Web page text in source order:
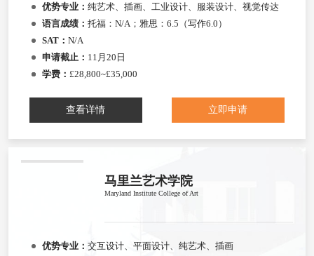
优势专业： 纯艺术、插画、工业设计、服装设计、视觉传达
语言成绩： 托福：N/A；雅思：6.5（写作6.0）
SAT： N/A
申请截止： 11月20日
学费： £28,800~£35,000
查看详情 立即申请
马里兰艺术学院
Maryland Institute College of Art
优势专业： 交互设计、平面设计、纯艺术、插画